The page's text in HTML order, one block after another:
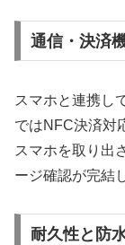
通信・決済
スマホと連携し
ではNFC決済対
スマホを取り出
ージ確認が完結
耐久性と防